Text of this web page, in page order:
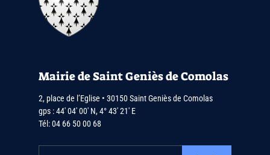
Mairie de Saint Geniès de Comolas
2, place de l’Eglise • 30150 Saint Geniès de Comolas
gps : 44′ 04′ 00′ N, 4° 43′ 21′ E
Tél:04 66 50 00 68